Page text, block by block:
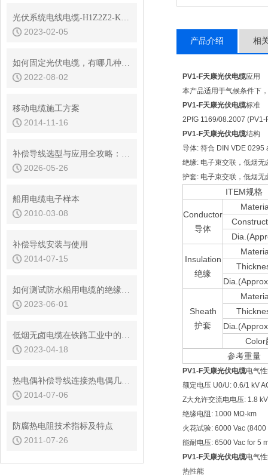
光伏系统电线电缆-H1Z2Z2-K光伏电缆
2023-02-05
如何固定光伏电缆，有哪几种科学的方式？
2022-08-02
移动电缆施工方案
2014-11-16
补偿导线选型与应用全攻略：从原理到实操
2026-05-26
船用电缆电子样本
2010-03-08
补偿导线安装与使用
2014-07-15
如何测试防水船用电缆的绝缘强度？
2023-06-01
低烟无卤电缆在铁路工业中的地位和作用
2023-04-18
热电偶补偿导线连接热电偶几项要点
2014-07-06
防腐热电阻技术指标及特点
2011-07-26
产品介绍 相
PV1-F天康光伏电缆应用
本产品适用于气候条件下
PV1-F天康光伏电缆标准
2PfG 1169/08.2007 (PV1-
PV1-F天康光伏电缆结构
导体: 符合 DIN VDE 0295
绝缘: 电子束交联，低烟无
护套: 电子束交联，低烟无
ITEM规格
Conductor
导体
Insulation
绝缘
Sheath
护套
Color
参考重量
PV1-F天康光伏电缆电气
额定电压 U0/U: 0.6/1 kV
Z大允许交流电电压: 1.8
绝缘电阻: 1000 MΩ-km
火花试验: 6000 Vac (8400
能耐电压: 6500 Vac for 5
PV1-F天康光伏电缆电气
热性能